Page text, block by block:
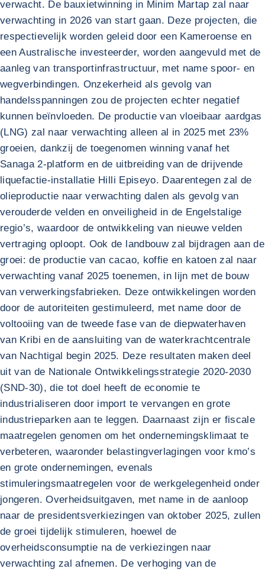
verwacht. De bauxietwinning in Minim Martap zal naar
verwachting in 2026 van start gaan. Deze projecten, die
respectievelijk worden geleid door een Kameroense en
een Australische investeerder, worden aangevuld met de
aanleg van transportinfrastructuur, met name spoor- en
wegverbindingen. Onzekerheid als gevolg van
handelsspanningen zou de projecten echter negatief
kunnen beïnvloeden. De productie van vloeibaar aardgas
(LNG) zal naar verwachting alleen al in 2025 met 23%
groeien, dankzij de toegenomen winning vanaf het
Sanaga 2-platform en de uitbreiding van de drijvende
liquefactie-installatie Hilli Episeyo. Daarentegen zal de
olieproductie naar verwachting dalen als gevolg van
verouderde velden en onveiligheid in de Engelstalige
regio’s, waardoor de ontwikkeling van nieuwe velden
vertraging oploopt. Ook de landbouw zal bijdragen aan de
groei: de productie van cacao, koffie en katoen zal naar
verwachting vanaf 2025 toenemen, in lijn met de bouw
van verwerkingsfabrieken. Deze ontwikkelingen worden
door de autoriteiten gestimuleerd, met name door de
voltooiing van de tweede fase van de diepwaterhaven
van Kribi en de aansluiting van de waterkrachtcentrale
van Nachtigal begin 2025. Deze resultaten maken deel
uit van de Nationale Ontwikkelingsstrategie 2020-2030
(SND-30), die tot doel heeft de economie te
industrialiseren door import te vervangen en grote
industrieparken aan te leggen. Daarnaast zijn er fiscale
maatregelen genomen om het ondernemingsklimaat te
verbeteren, waaronder belastingverlagingen voor kmo’s
en grote ondernemingen, evenals
stimuleringsmaatregelen voor de werkgelegenheid onder
jongeren. Overheidsuitgaven, met name in de aanloop
naar de presidentsverkiezingen van oktober 2025, zullen
de groei tijdelijk stimuleren, hoewel de
overheidsconsumptie na de verkiezingen naar
verwachting zal afnemen. De verhoging van de